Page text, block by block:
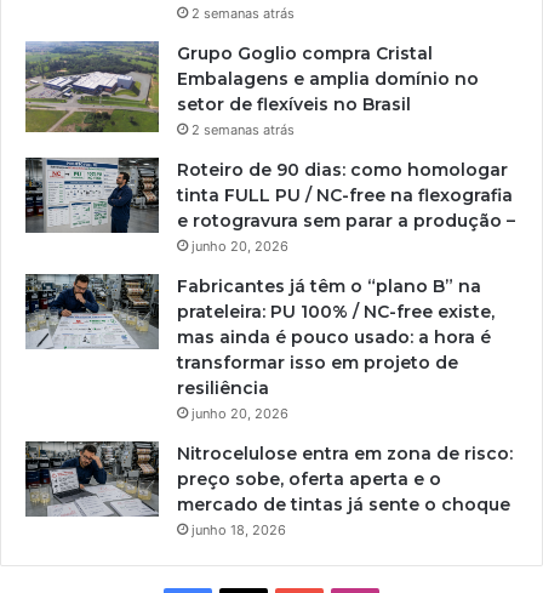
2 semanas atrás
Grupo Goglio compra Cristal
Embalagens e amplia domínio no
setor de flexíveis no Brasil
2 semanas atrás
Roteiro de 90 dias: como homologar
tinta FULL PU / NC-free na flexografia
e rotogravura sem parar a produção –
junho 20, 2026
Fabricantes já têm o “plano B” na
prateleira: PU 100% / NC-free existe,
mas ainda é pouco usado: a hora é
transformar isso em projeto de
resiliência
junho 20, 2026
Nitrocelulose entra em zona de risco:
preço sobe, oferta aperta e o
mercado de tintas já sente o choque
junho 18, 2026